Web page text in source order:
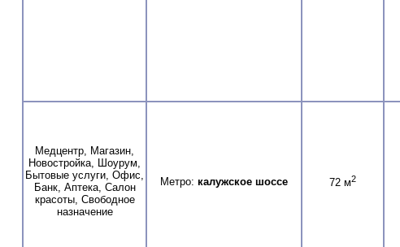
Медцентр, Магазин,
Новостройка, Шоурум,
Бытовые услуги, Офис,
Банк, Аптека, Салон
красоты, Свободное
назначение
Метро: калужское шоссе 72 м2